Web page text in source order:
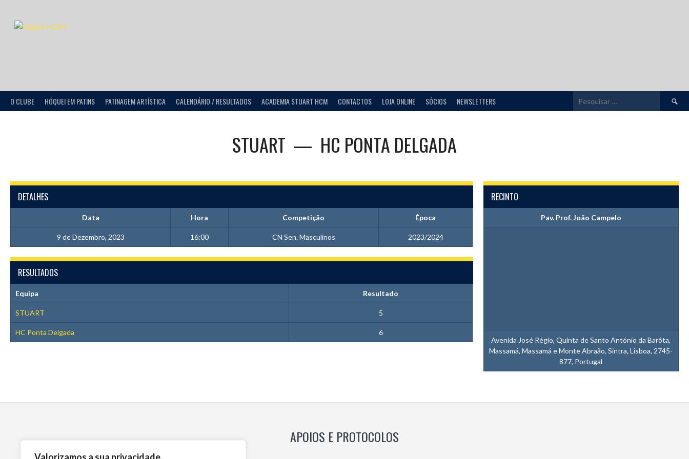
O CLUBE HÓQUEI EM PATINS PATINAGEM ARTÍSTICA CALENDÁRIO / RESULTADOS ACADEMIA STUART HCM CONTACTOS LOJA ONLINE SÓCIOS NEWSLETTERS
por:
STUART — HC PONTA DELGADA
DETALHES
Data Hora Competição Época
9 de Dezembro, 2023 16:00 CN Sen. Masculinos 2023/2024
RECINTO
Pav. Prof. João Campelo
Avenida José Régio, Quinta de Santo António da Barôta,
Massamá, Massamá e Monte Abraão, Sintra, Lisboa, 2745-
877, Portugal
RESULTADOS
Equipa Resultado
STUART 5
HC Ponta Delgada 6
APOIOS E PROTOCOLOS